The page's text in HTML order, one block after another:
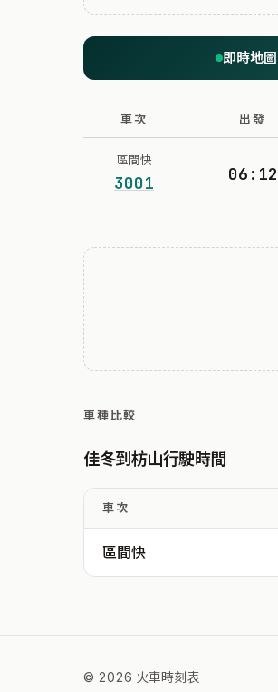
即時地圖
車次 出發
區間快
3001 06:12
車種比較
佳冬到枋山行駛時間
車次
區間快
© 2026 火車時刻表